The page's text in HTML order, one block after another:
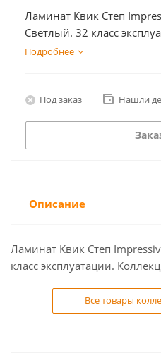
Ламинат Квик Степ
Светлый. 32 класс
Подробнее
Под заказ Нашли
Описание
Ламинат Квик Степ
класс эксплуатации.
Все товары